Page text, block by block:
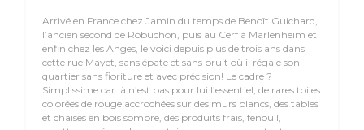
Arrivé en France chez Jamin du temps de Benoît Guichard,
l’ancien second de Robuchon, puis au Cerf à Marlenheim et
enfin chez les Anges, le voici depuis plus de trois ans dans
cette rue Mayet, sans épate et sans bruit où il régale son
quartier sans fioriture et avec précision! Le cadre ?
Simplissime car là n’est pas pour lui l’essentiel, de rares toiles
colorées de rouge accrochées sur des murs blancs, des tables
et chaises en bois sombre, des produits frais, fenouil,